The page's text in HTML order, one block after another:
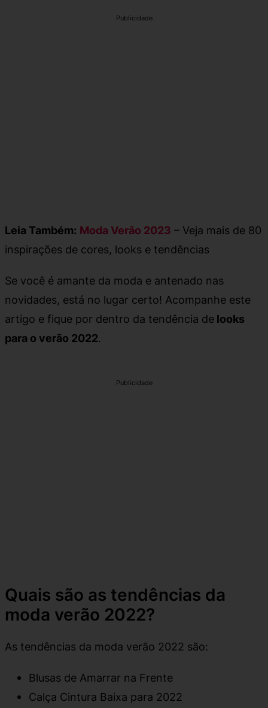
Publicidade
Leia Também: Moda Verão 2023 – Veja mais de 80
inspirações de cores, looks e tendências
Se você é amante da moda e antenado nas
novidades, está no lugar certo! Acompanhe este
artigo e fique por dentro da tendência de looks
para o verão 2022.
Publicidade
Quais são as tendências da
moda verão 2022?
As tendências da moda verão 2022 são:
Blusas de Amarrar na Frente
Calça Cintura Baixa para 2022